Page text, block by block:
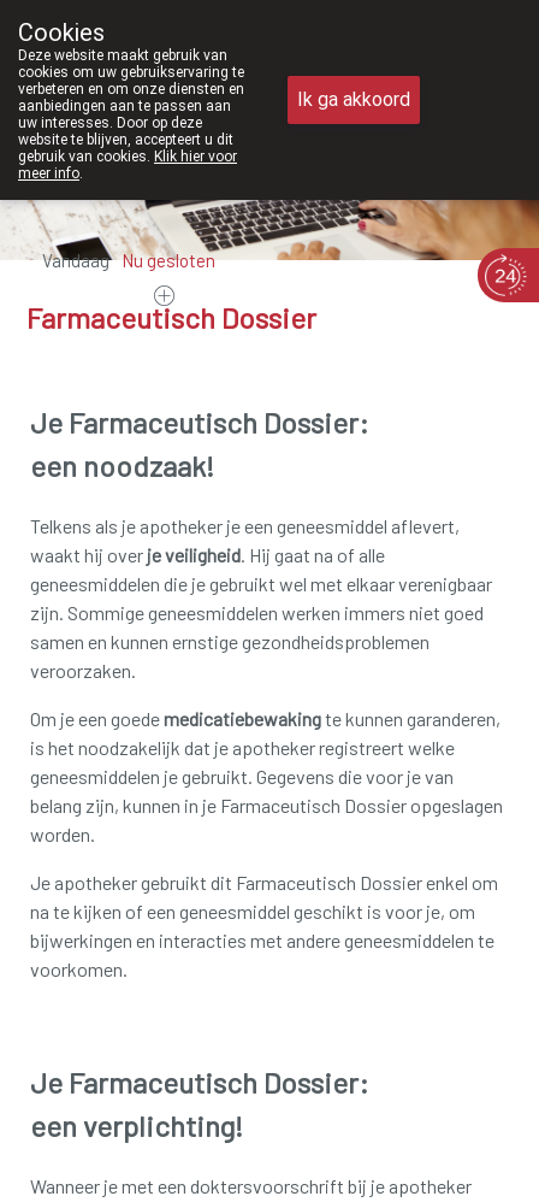
011/610300
Vandaag Nugesloten
Farmaceutisch Dossier
Je Farmaceutisch Dossier:
een noodzaak!
Telkens als je apotheker je een geneesmiddel aflevert,
waakt hij over je veiligheid. Hij gaat na of alle
geneesmiddelen die je gebruikt wel met elkaar verenigbaar
zijn. Sommige geneesmiddelen werken immers niet goed
samen en kunnen ernstige gezondheidsproblemen
veroorzaken.
Om je een goedemedicatiebewakingte kunnen garanderen,
is het noodzakelijk dat je apotheker registreert welke
geneesmiddelen je gebruikt. Gegevens die voor je van
belang zijn, kunnen in je Farmaceutisch Dossier opgeslagen
worden.
Je apotheker gebruikt dit Farmaceutisch Dossier enkel om
na te kijken of een geneesmiddel geschikt is voor je, om
bijwerkingen en interacties met andere geneesmiddelen te
voorkomen.
Je Farmaceutisch Dossier:
een verplichting!
Wanneer je met een doktersvoorschrift bij je apotheker
Cookies
Deze website maakt gebruik van
cookies om uw gebruikservaring te
verbeteren en om onze diensten en
aanbiedingen aan te passen aan
uw interesses. Door op deze
website te blijven, accepteert u dit
gebruik van cookies. Klik hier voor
meer info.
Ik ga akkoord